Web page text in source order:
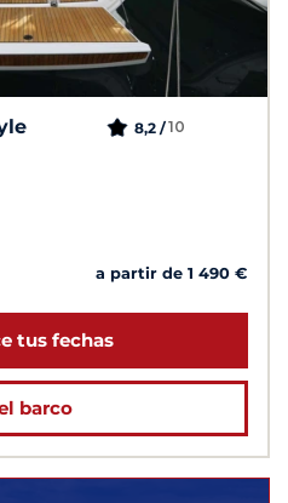
8,2 /10
a partir de 1 490 €
tus fechas
barco